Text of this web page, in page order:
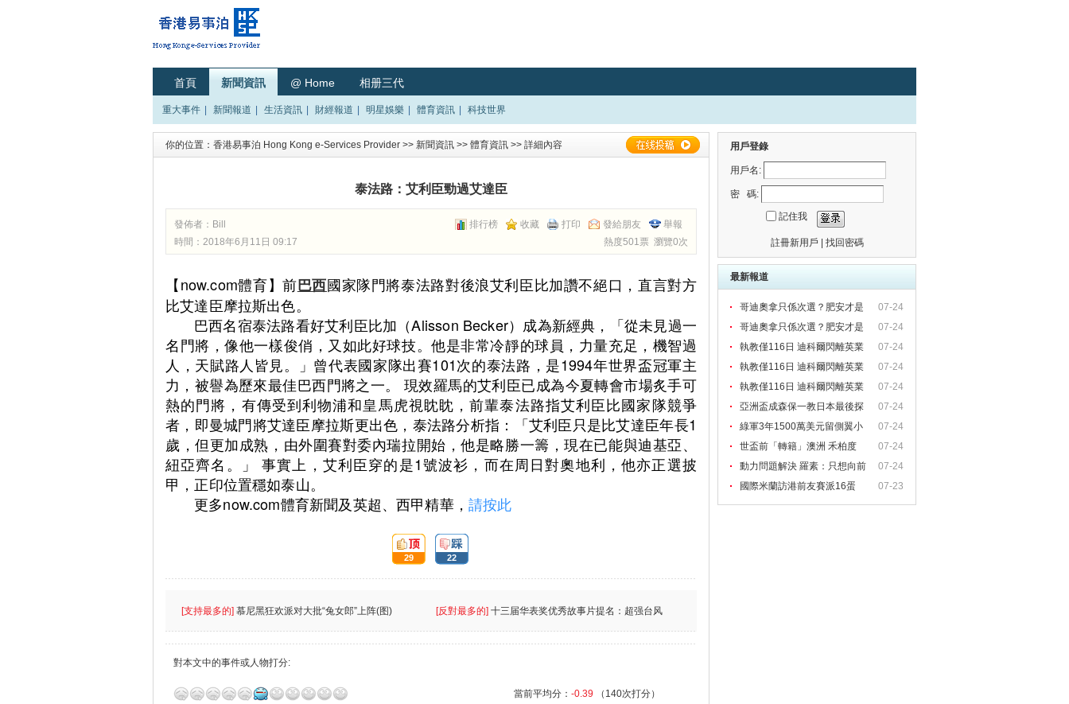
首頁 新聞資訊 @ Home 相册三代
重大事件 新聞報道 生活資訊 財經報道 明星娛樂 體育資訊 科技世界
你的位置： 香港易事泊 Hong Kong e-Services Provider >> 新聞資訊 >> 體育資訊 >> 詳細內容
泰法路：艾利臣勁過艾達臣
排行榜 收藏 打印 發給朋友 舉報
發佈者： Bill
熱度501票 瀏覽0次
時間：2018年6月11日 09:17
【now.com體育】前巴西國家隊門將泰法路對後浪艾利臣比加讚不絕口，直言對方
比艾達臣摩拉斯出色。
巴西名宿泰法路看好艾利臣比加（Alisson Becker）成為新經典，「從未見過一
名門將，像他一樣俊俏，又如此好球技。他是非常冷靜的球員，力量充足，機智過
人，天賦路人皆見。」曾代表國家隊出賽101次的泰法路，是1994年世界盃冠軍主
力，被譽為歷來最佳巴西門將之一。 現效羅馬的艾利臣已成為今夏轉會市場炙手可
熱的門將，有傳受到利物浦和皇馬虎視眈眈，前輩泰法路指艾利臣比國家隊競爭
者，即曼城門將艾達臣摩拉斯更出色，泰法路分析指：「艾利臣只是比艾達臣年長1
歲，但更加成熟，由外圍賽對委內瑞拉開始，他是略勝一籌，現在已能與迪基亞、
紐亞齊名。」 事實上，艾利臣穿的是1號波衫，而在周日對奧地利，他亦正選披
甲，正印位置穩如泰山。
更多now.com體育新聞及英超、西甲精華， 請按此
頂:
29
踩:
22
[支持最多的] 慕尼黑狂欢派对大批“兔女郎”上阵(图) [反對最多的] 十三届华表奖优秀故事片提名：超强台风
對本文中的事件或人物打分:
當前平均分： -0.39 （140次打分）
用戶登錄
用戶名:
密 碼:
記住我
註冊新用戶 找回密碼
最新報道
07-24
哥迪奧拿只係次選？肥安才是
「
07-24
哥迪奧拿只係次選？肥安才是
「
07-24
執教僅116日 迪科爾閃離英業
07-24
執教僅116日 迪科爾閃離英業
07-24
執教僅116日 迪科爾閃離英業
07-24
亞洲盃成森保一教日本最後探
07-24
綠軍3年1500萬美元留側翼小
07-24
世盃前「轉籍」澳洲 禾柏度
07-24
動力問題解決 羅素：只想向前
07-23
國際米蘭訪港前友賽派16蛋